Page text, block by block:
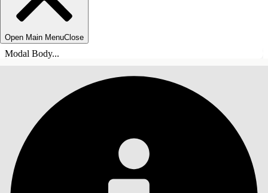
Open Main MenuClose
Modal Body...